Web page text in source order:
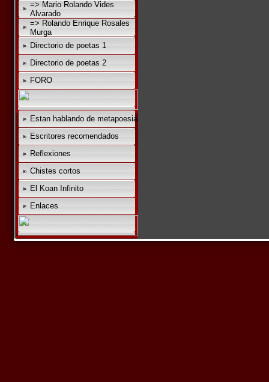
=> Mario Rolando Vides
Alvarado
=> Rolando Enrique Rosales
Murga
Directorio de poetas 1
Directorio de poetas 2
FORO
Estan hablando de metapoesia
Escritores recomendados
Reflexiones
Chistes cortos
El Koan Infinito
Enlaces